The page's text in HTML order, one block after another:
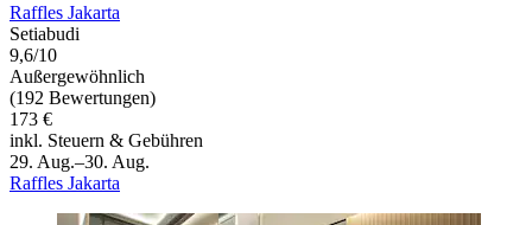
Raffles Jakarta
Setiabudi
9,6/10
Außergewöhnlich
(192 Bewertungen)
173 €
inkl. Steuern & Gebühren
29. Aug.–30. Aug.
Raffles Jakarta